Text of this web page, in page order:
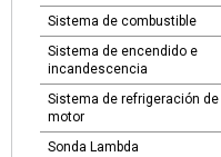
Sistema de combustible
Sistema de encendido e
incandescencia
Sistema de refrigeración de
motor
Sonda Lambda